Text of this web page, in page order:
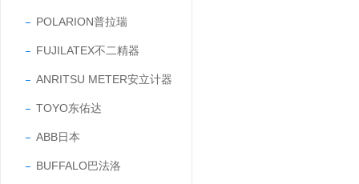
POLARION普拉瑞
FUJILATEX不二精器
ANRITSU METER安立计器
TOYO东佑达
ABB日本
BUFFALO巴法洛